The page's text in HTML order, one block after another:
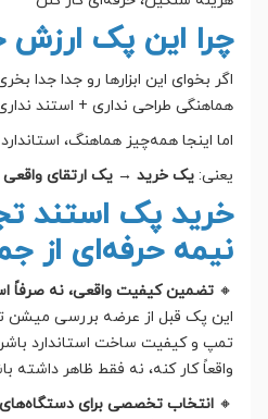
چرا این پک ارزش
اگر بخوای این ابزارها رو جدا جدا
هماهنگی طراحی نداری + استند
اما اینجا همه‌چیز هماهنگ،
یعنی: یک خرید → یک ارتقای
خرید پک استند
نیمه حرفه‌ای از
🔸 تضمین کیفیت واقعی، نه صرفاً
این پک قبل از عرضه بررسی میشن
تمپ و کیفیت ساخت استاندارد
واقعاً کار کنه، نه فقط ظاهر داشته
🔸 انتخاب تخصصی برای دستگاه‌های